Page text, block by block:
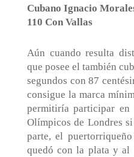
Cubano Ignacio
110 Con Vallas
Aún cuando resulta
que posee el también
segundos con 87
consigue la marca
permitiría participar en
Olímpicos de Londres
parte, el
quedó con la plata y al